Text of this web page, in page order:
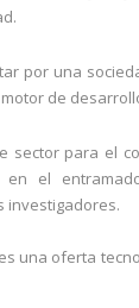
por una
de
sector para el
el
investigadores.
una oferta